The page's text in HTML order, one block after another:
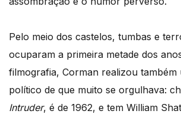
Pelo meio dos castelos, tumbas e
ocuparam a primeira metade dos
filmografia, Corman realizou também
político de que muito se orgulhava:
Intruder, é de 1962, e tem William